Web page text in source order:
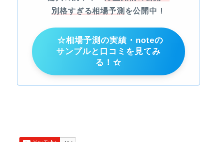
別格すぎる相場予測 を公開中！
☆相場予測の実績・noteの
サンプルと口コミを見てみ
る！☆